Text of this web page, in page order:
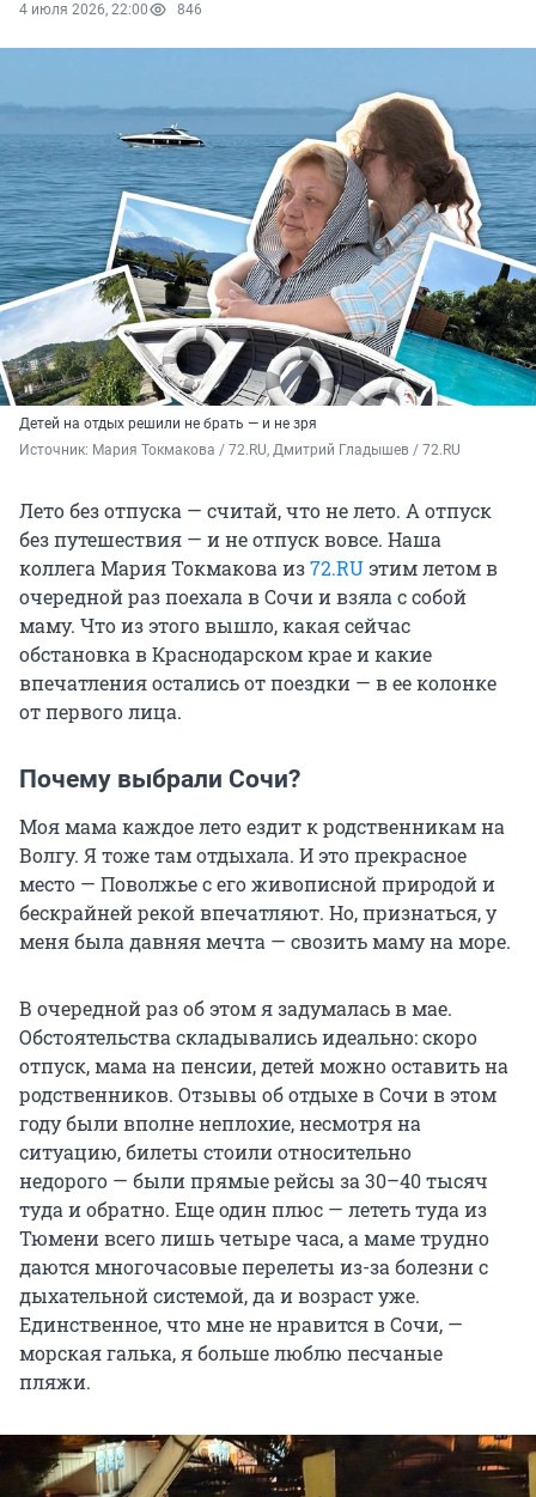
4 июля 2026, 22:00 846
Детей на отдых решили не брать — и не зря
Источник: Мария Токмакова / 72.RU, Дмитрий Гладышев / 72.RU
Лето без отпуска — считай, что не лето. А отпуск
без путешествия — и не отпуск вовсе. Наша
коллега Мария Токмакова из72.RUэтим летом в
очередной раз поехала в Сочи и взяла с собой
маму. Что из этого вышло, какая сейчас
обстановка в Краснодарском крае и какие
впечатления остались от поездки — в ее колонке
от первого лица.
Почему выбрали Сочи?
Моя мама каждое лето ездит к родственникам на
Волгу. Я тоже там отдыхала. И это прекрасное
место — Поволжье с его живописной природой и
бескрайней рекой впечатляют. Но, признаться, у
меня была давняя мечта — свозить маму на море.
В очередной раз об этом я задумалась в мае.
Обстоятельства складывались идеально: скоро
отпуск, мама на пенсии, детей можно оставить на
родственников. Отзывы об отдыхе в Сочи в этом
году были вполне неплохие, несмотря на
ситуацию, билеты стоили относительно
недорого — были прямые рейсы за 30–40 тысяч
туда и обратно. Еще один плюс — лететь туда из
Тюмени всего лишь четыре часа, а маме трудно
даются многочасовые перелеты из-за болезни с
дыхательной системой, да и возраст уже.
Единственное, что мне не нравится в Сочи, —
морская галька, я больше люблю песчаные
пляжи.